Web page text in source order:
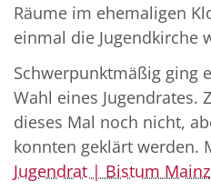
Räume im ehemaligen
einmal die Jugendkirche
Schwerpunktmäßig ging
Wahl eines Jugendrates.
dieses Mal noch nicht,
konnten geklärt werden.
Jugendrat | Bistum Mainz